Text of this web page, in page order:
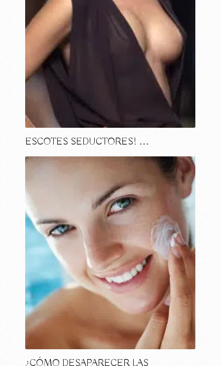
ESCOTES SEDUCTORES! …
¿CÓMO DESAPARECER LAS